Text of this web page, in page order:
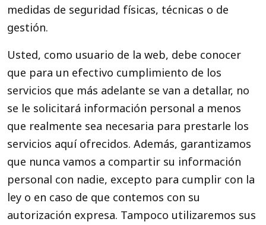
medidas de seguridad físicas, técnicas o de
gestión.
Usted, como usuario de la web, debe conocer
que para un efectivo cumplimiento de los
servicios que más adelante se van a detallar, no
se le solicitará información personal a menos
que realmente sea necesaria para prestarle los
servicios aquí ofrecidos. Además, garantizamos
que nunca vamos a compartir su información
personal con nadie, excepto para cumplir con la
ley o en caso de que contemos con su
autorización expresa. Tampoco utilizaremos sus